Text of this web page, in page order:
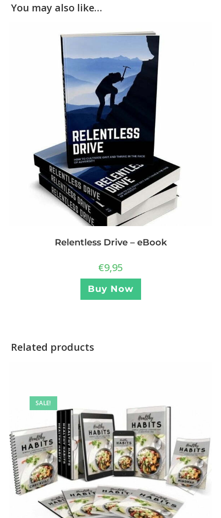
You may also like…
Relentless Drive – eBook
€9,95
Buy Now
Related products
SALE!